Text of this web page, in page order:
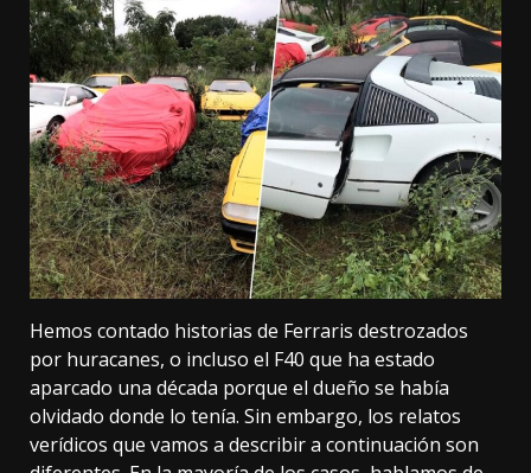
Hemos contado historias de Ferraris destrozados
por huracanes, o incluso el F40 que ha estado
aparcado una década porque el dueño se había
olvidado donde lo tenía. Sin embargo, los relatos
verídicos que vamos a describir a continuación son